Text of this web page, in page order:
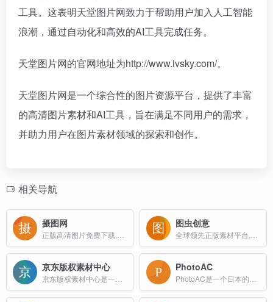
工具。这表明天堂图片网致力于帮助用户加入人工智能
浪潮，通过自动化和高效的AI工具完成任务。
天堂图片网的官网地址为http://www.ivsky.com/。
天堂图片网是一个综合性的图片资源平台，提供了丰富
的高清图片素材和AI工具，旨在满足不同用户的需求，
并助力用户在图片素材领域的探索和创作。
相关导航
摄图网 图虫创意
京东版权素材中心 PhotoAC